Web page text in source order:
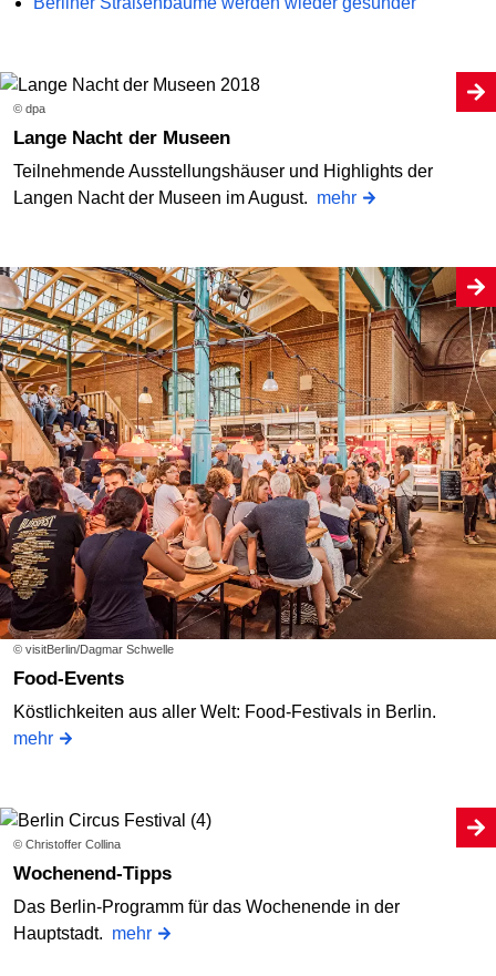
© dpa
Lange Nacht der Museen
Teilnehmende Ausstellungshäuser und Highlights der
Langen Nacht der Museen im August. mehr
© visitBerlin/Dagmar Schwelle
Food-Events
Köstlichkeiten aus aller Welt: Food-Festivals in Berlin.
mehr
© Christoffer Collina
Wochenend-Tipps
Das Berlin-Programm für das Wochenende in der
Hauptstadt. mehr